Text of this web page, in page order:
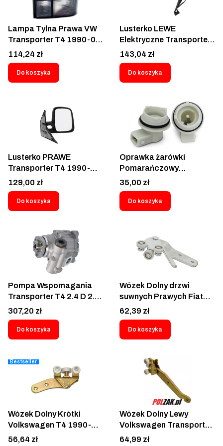
Lampa Tylna Prawa VW
Transporter T4 1990-03
Volkswagen Caravelle
1990-2003 Dymiona
Klosz Prawy tylny
Pasażera
Cena
114,24 zł
Do koszyka
Lusterko LEWE
Elektryczne Transporter
T4 1990-2003 5pin 2
kostki Lustro zewnętrzne
drzwi kierowcy
Volkswagen Caravelle IV
701857521A
701857507H01C
701857507H -
9566513E
Cena
143,04 zł
Do koszyka
Lusterko PRAWE
Transporter T4 1990-
2003 Manualne Lustro
Volkswagen Transporter
IV Caravelle 1990-2003
701857507F01C;
701857508F;
701857508F;
701857508F01C;
701857522L;
Cena
129,00 zł
Do koszyka
Oprawka żarówki
Pomarańczowy
kierunkowskaz przód
Volkswagen Transporter
T4 Caravelle 90-03
żarówka Biała - 956619-
Cena
35,00 zł
Do koszyka
Pompa Wspomagania
Transporter T4 2.4 D 2.5
D 90-03 Hydrauliczna
pompa układu
kierowniczego
Volkswagen Transporter
-044 145 157 A; 044 145
157 AX; 044145157A;
044145157AX; 701 422
155 B; 7691974123
Cena
307,20 zł
Do koszyka
Wózek Dolny drzwi
suwnych Prawych Fiat
Ducato Peugeot Boxer
Citroen Jumper 1994-
2001 - 5702Z-73
FT95251
Cena
62,39 zł
Do koszyka
Bestseller
Wózek Dolny Krótki
Volkswagen T4 1990-
2003 Dolne rolki drzwi
Cena
56,64 zł
Wózek Dolny Lewy
Volkswagen Transporter
T4 Caravelle IV 1990-
Cena
64,99 zł